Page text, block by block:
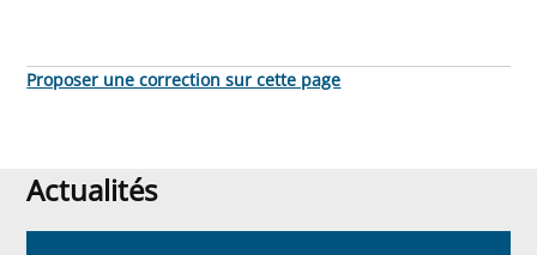
Proposer une correction sur cette page
Actualités
Actualités